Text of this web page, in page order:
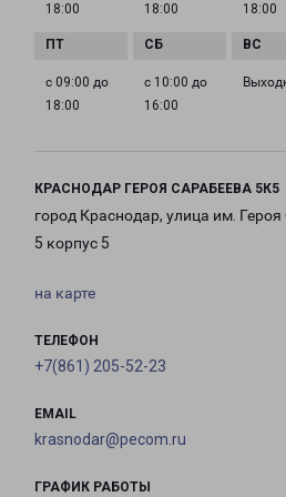
18:00
18:00
18:00
с 09:00 до
18:00
с 10:00 до
16:00
КРАСНОДАР ГЕРОЯ САРАБЕЕВА 5К5
город Краснодар, улица им.
5 корпус 5
на карте
ТЕЛЕФОН
+7(861) 205-52-23
EMAIL
krasnodar@pecom.ru
ГРАФИК РАБОТЫ